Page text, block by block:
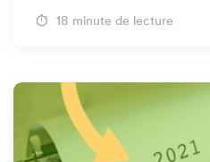
18 minute de lecture